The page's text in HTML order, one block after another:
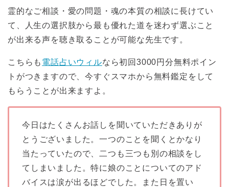
霊的なご相談・愛の問題・魂の本質の相談に長けてい
て、人生の選択肢から最も優れた道を迷わず選ぶこと
が出来る声を聴き取ることが可能な先生です。
こちらも 電話占いウィルなら初回3000円分無料ポイン
トがつきますので、今すぐスマホから無料鑑定をして
もらうことが出来ますよ。
今日はたくさんお話しを聞いていただきありが
とうございました。一つのことを聞くとかなり
当たっていたので、二つも三つも別の相談をし
てしまいました。特に娘のことについてのアド
バイスは涙が出るほどでした。また日を置い